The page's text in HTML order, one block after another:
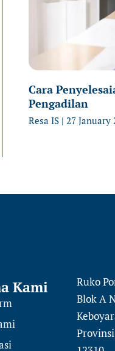
Cara
Pengadilan
Resa IS 27 January
Kami
Ruko
Blok A